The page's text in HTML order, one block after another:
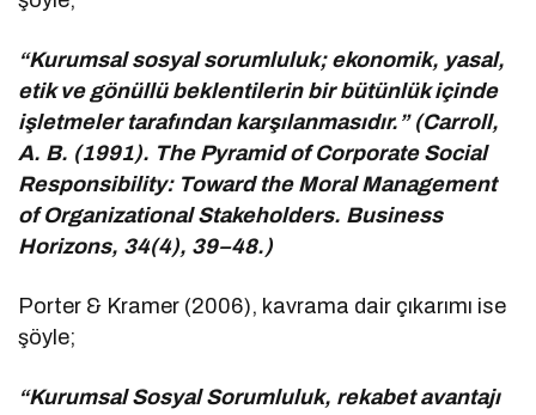
“Kurumsal sosyal sorumluluk; ekonomik, yasal,
etik ve gönüllü beklentilerin bir bütünlük içinde
işletmeler tarafından karşılanmasıdır.” (Carroll,
A. B. (1991). The Pyramid of Corporate Social
Responsibility: Toward the Moral Management
of Organizational Stakeholders. Business
Horizons, 34(4), 39–48.)
Porter & Kramer (2006), kavrama dair çıkarımı ise
şöyle;
“Kurumsal Sosyal Sorumluluk, rekabet avantajı